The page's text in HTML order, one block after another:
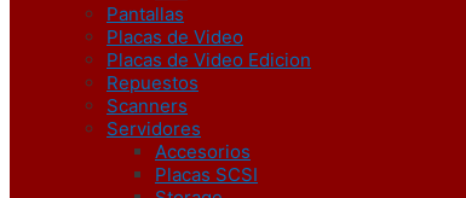
Pantallas
Placas de Video
Placas de Video Edicion
Repuestos
Scanners
Servidores
Accesorios
Placas SCSI